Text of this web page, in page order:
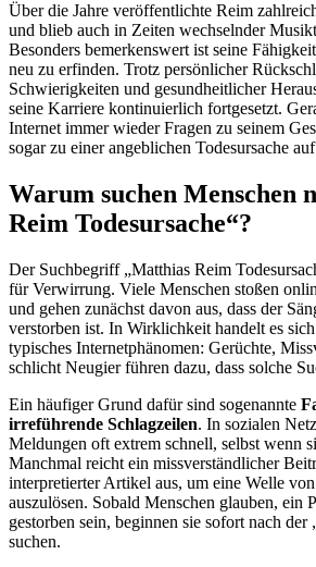
Über die Jahre veröffentlichte Reim
und blieb auch in Zeiten wechselnder
Besonders bemerkenswert ist seine
neu zu erfinden. Trotz persönlicher
Schwierigkeiten und gesundheitlicher
seine Karriere kontinuierlich fortgesetzt.
Internet immer wieder Fragen zu seinem
sogar zu einer angeblichen Todesursache
Warum suchen Menschen
Reim Todesursache“?
Der Suchbegriff „Matthias Reim
für Verwirrung. Viele Menschen stoßen
und gehen zunächst davon aus, dass der
verstorben ist. In Wirklichkeit handelt es
typisches Internetphänomen: Gerüchte,
schlicht Neugier führen dazu, dass solche
Ein häufiger Grund dafür sind sogenannte
irreführende Schlagzeilen. In sozialen
Meldungen oft extrem schnell, selbst wenn
Manchmal reicht ein missverständlicher
interpretierter Artikel aus, um eine Welle
auszulösen. Sobald Menschen glauben, ein
gestorben sein, beginnen sie sofort nach der
suchen.